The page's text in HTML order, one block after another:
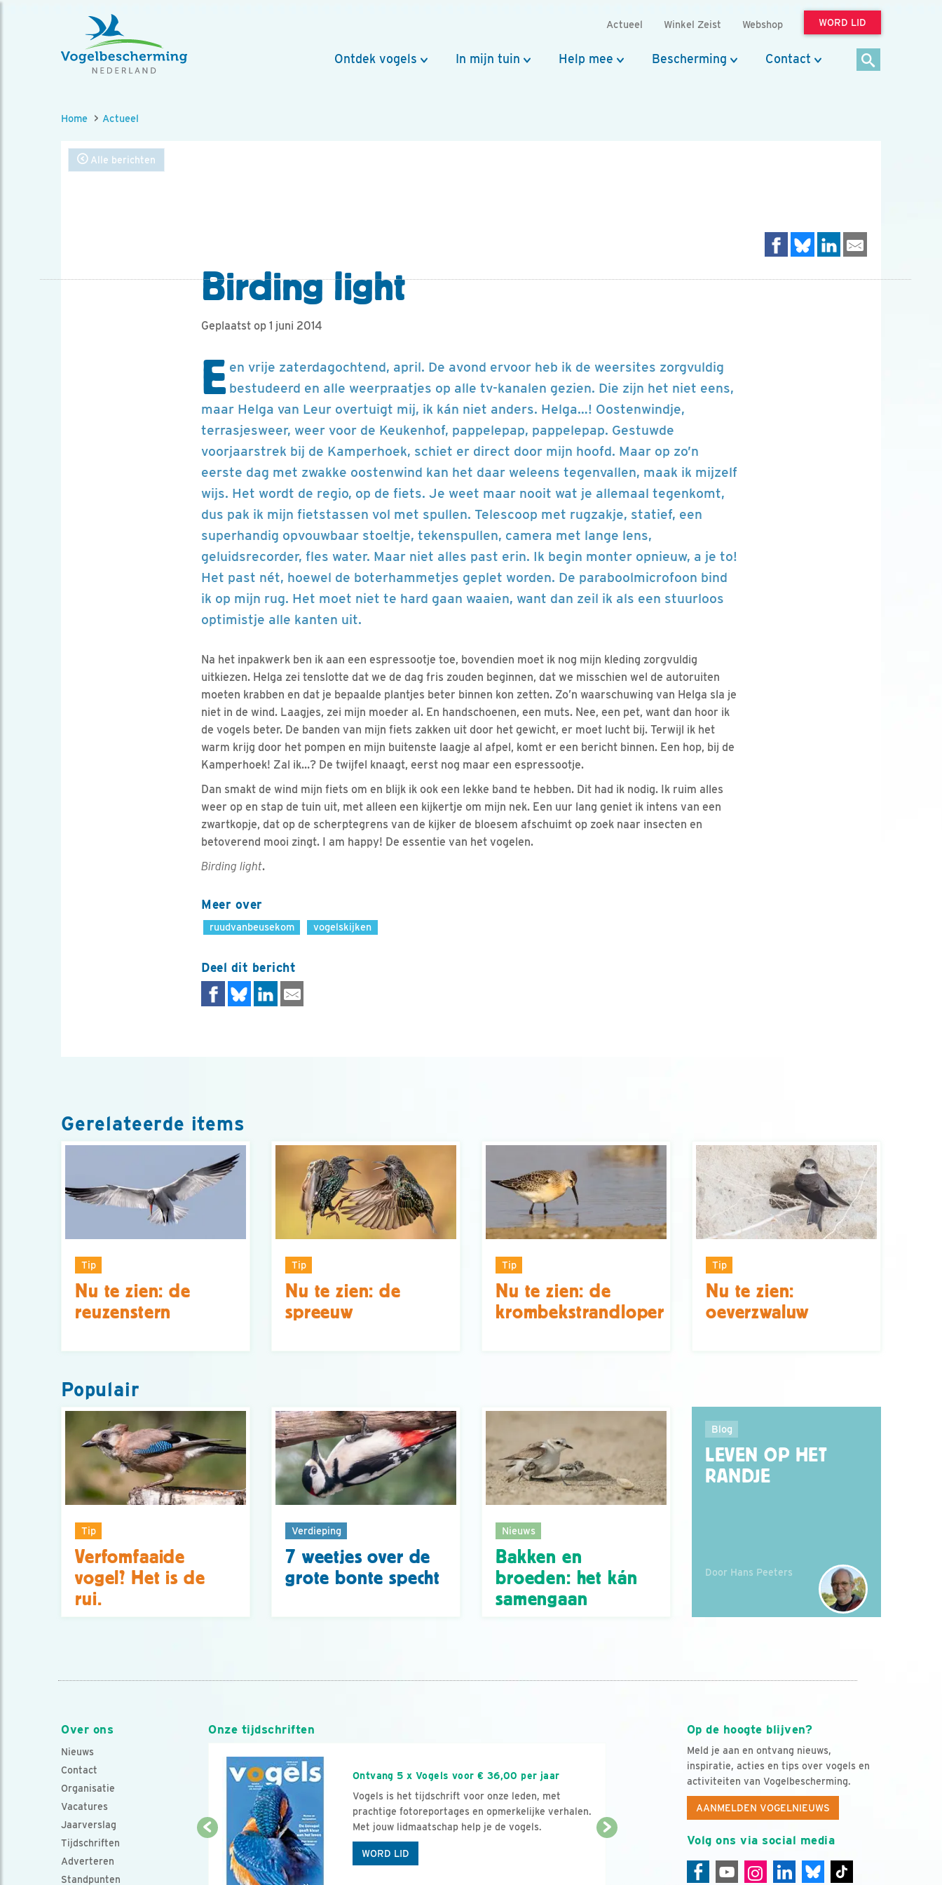
Actueel Winkel Zeist Webshop WORD LID
Ontdek vogels In mijn tuin Help mee Bescherming Contact
Home Actueel
Alle berichten
Birding light
Geplaatst op 1 juni 2014
E en vrije zaterdagochtend, april. De avond ervoor heb ik de weersites zorgvuldig
bestudeerd en alle weerpraatjes op alle tv-kanalen gezien. Die zijn het niet eens,
maar Helga van Leur overtuigt mij, ik kán niet anders. Helga…! Oostenwindje,
terrasjesweer, weer voor de Keukenhof, pappelepap, pappelepap. Gestuwde
voorjaarstrek bij de Kamperhoek, schiet er direct door mijn hoofd. Maar op zo’n
eerste dag met zwakke oostenwind kan het daar weleens tegenvallen, maak ik mijzelf
wijs. Het wordt de regio, op de fiets. Je weet maar nooit wat je allemaal tegenkomt,
dus pak ik mijn fietstassen vol met spullen. Telescoop met rugzakje, statief, een
superhandig opvouwbaar stoeltje, tekenspullen, camera met lange lens,
geluidsrecorder, fles water. Maar niet alles past erin. Ik begin monter opnieuw, a je to!
Het past nét, hoewel de boterhammetjes geplet worden. De paraboolmicrofoon bind
ik op mijn rug. Het moet niet te hard gaan waaien, want dan zeil ik als een stuurloos
optimistje alle kanten uit.
Na het inpakwerk ben ik aan een espressootje toe, bovendien moet ik nog mijn kleding zorgvuldig
uitkiezen. Helga zei tenslotte dat we de dag fris zouden beginnen, dat we misschien wel de autoruiten
moeten krabben en dat je bepaalde plantjes beter binnen kon zetten. Zo’n waarschuwing van Helga sla je
niet in de wind. Laagjes, zei mijn moeder al. En handschoenen, een muts. Nee, een pet, want dan hoor ik
de vogels beter. De banden van mijn fiets zakken uit door het gewicht, er moet lucht bij. Terwijl ik het
warm krijg door het pompen en mijn buitenste laagje al afpel, komt er een bericht binnen. Een hop, bij de
Kamperhoek! Zal ik…? De twijfel knaagt, eerst nog maar een espressootje.
Dan smakt de wind mijn fiets om en blijk ik ook een lekke band te hebben. Dit had ik nodig. Ik ruim alles
weer op en stap de tuin uit, met alleen een kijkertje om mijn nek. Een uur lang geniet ik intens van een
zwartkopje, dat op de scherptegrens van de kijker de bloesem afschuimt op zoek naar insecten en
betoverend mooi zingt. I am happy! De essentie van het vogelen.
Birding light.
Meer over
ruudvanbeusekom vogelskijken
Deel dit bericht
Gerelateerde items
Tip
Nu te zien: de
reuzenstern
Tip
Nu te zien: de
spreeuw
Tip
Nu te zien: de
krombekstrandloper
Tip
Nu te zien:
oeverzwaluw
Populair
Tip
Verfomfaaide
vogel? Het is de
rui.
Verdieping
7 weetjes over de
grote bonte specht
Nieuws
Bakken en
broeden: het kán
samengaan
Blog
LEVEN OP HET
RANDJE
Door Hans Peeters
Over ons
Nieuws
Contact
Organisatie
Vacatures
Jaarverslag
Tijdschriften
Adverteren
Standpunten
Op de hoogte blijven?
Meld je aan en ontvang nieuws,
inspiratie, acties en tips over vogels en
activiteiten van Vogelbescherming.
AANMELDEN VOGELNIEUWS
Volg ons via social media
Onze tijdschriften
Ontvang 5 x Vogels voor € 36,00 per jaar
Vogels is het tijdschrift voor onze leden, met
prachtige fotoreportages en opmerkelijke verhalen.
Met jouw lidmaatschap help je de vogels.
WORD LID